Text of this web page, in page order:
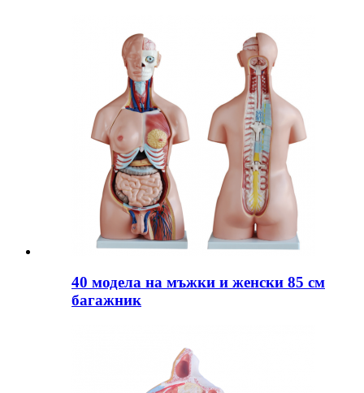
40 модела на мъжки и женски 85 см
багажник